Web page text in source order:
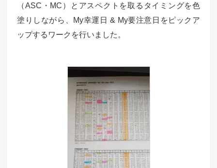
（ASC・MC）とアスペクトを取るタイミングを色
塗りしながら、My幸運日 & My要注意日をピックア
ップするワークを行いました。